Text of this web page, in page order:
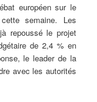
européen sur le
semaine. Les
repoussé le projet
de 2,4 % en
le leader de la
avec les autorités